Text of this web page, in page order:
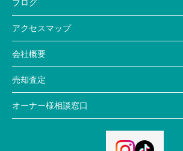
ブログ
アクセスマップ
会社概要
売却査定
オーナー様相談窓口